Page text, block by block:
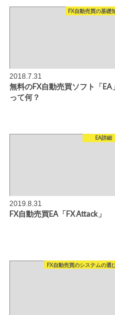
FX自動売買の基礎
2018.7.31
無料のFX自動売買ソフト「EA」
って何？
EA詳細
2019.8.31
FX自動売買EA「FX Attack」
FX自動売買のシステムの選